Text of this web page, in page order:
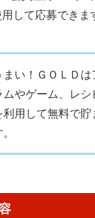
して応募できま
まい！ＧＯＬＤ
ムやゲーム、レ
利用して無料で